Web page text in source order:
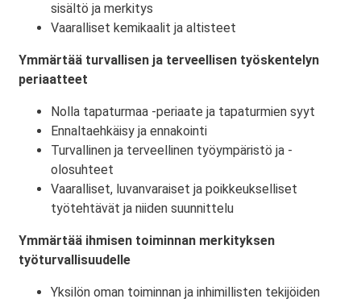
sisältö ja merkitys
Vaaralliset kemikaalit ja altisteet
Ymmärtää turvallisen ja terveellisen työskentelyn
periaatteet
Nolla tapaturmaa -periaate ja tapaturmien syyt
Ennaltaehkäisy ja ennakointi
Turvallinen ja terveellinen työympäristö ja -
olosuhteet
Vaaralliset, luvanvaraiset ja poikkeukselliset
työtehtävät ja niiden suunnittelu
Ymmärtää ihmisen toiminnan merkityksen
työturvallisuudelle
Yksilön oman toiminnan ja inhimillisten tekijöiden